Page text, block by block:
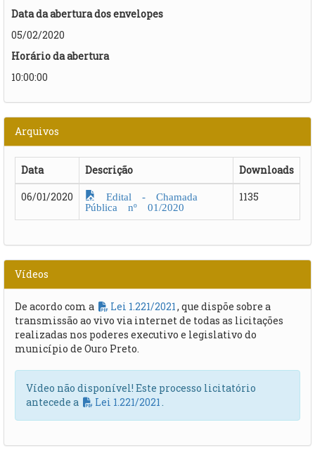
Data da abertura dos envelopes
05/02/2020
Horário da abertura
10:00:00
Arquivos
Data Descrição
Downloads
06/01/2020
Edital - Chamada
Pública nº 01/2020
1135
Vídeos
De acordo com a Lei 1.221/2021 , que dispõe sobre a
transmissão ao vivo via internet de todas as licitações
realizadas nos poderes executivo e legislativo do
município de Ouro Preto.
Vídeo não disponível! Este processo licitatório
antecede a
Lei 1.221/2021